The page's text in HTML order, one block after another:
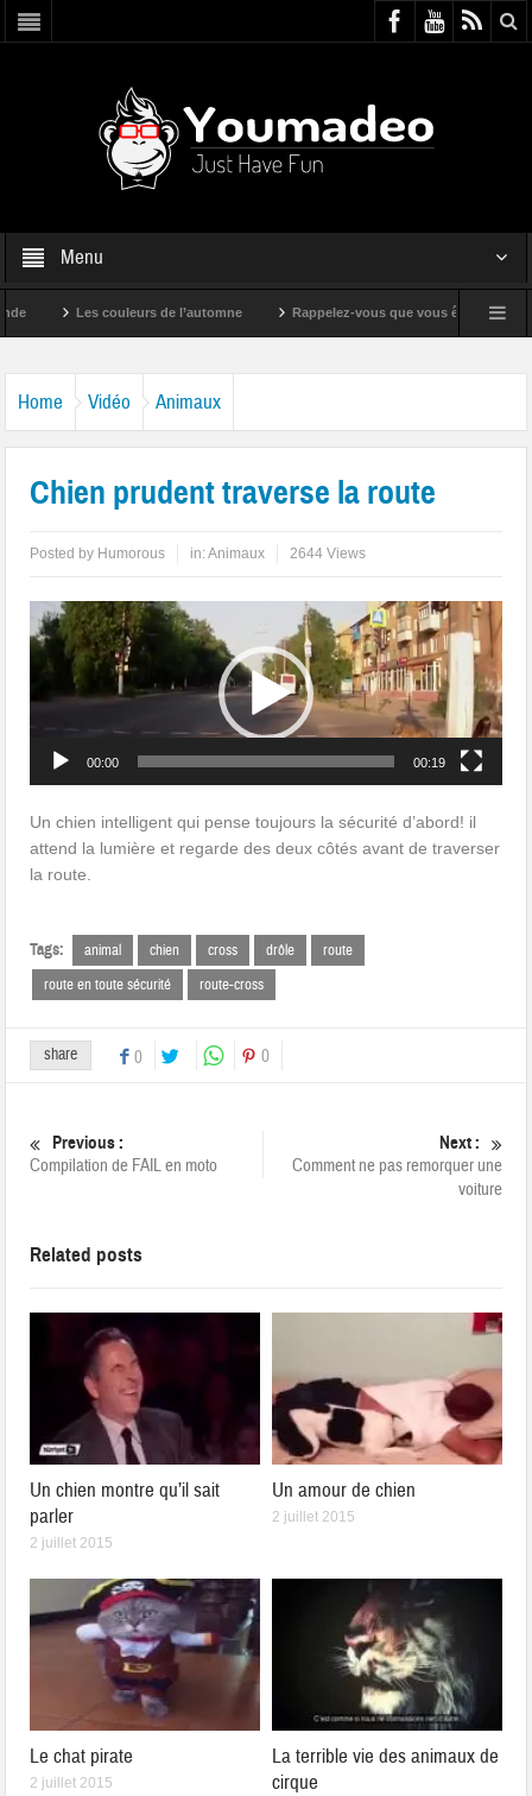
Menu
Les couleurs de l’automne Rappelez-vous que vous êtes super !
Home Vidéo Animaux
Chien prudent traverse la route
Posted by Humorous in:Animaux 2644 Views
Lecteur
vidéo
00:00 00:19
Un chien intelligent qui pense toujours la sécurité d’abord! il
attend la lumière et regarde des deux côtés avant de traverser
la route.
Tags: animal chien cross drôle
route
route en toute sécurité
route-cross
share 0 0
Previous :
Compilation de FAIL en moto
Next :
Comment ne pas remorquer une
voiture
Related posts
Un chien montre qu’il sait
parler
2 juillet 2015
Un amour de chien
2 juillet 2015
Le chat pirate
2 juillet 2015
La terrible vie des animaux de
cirque